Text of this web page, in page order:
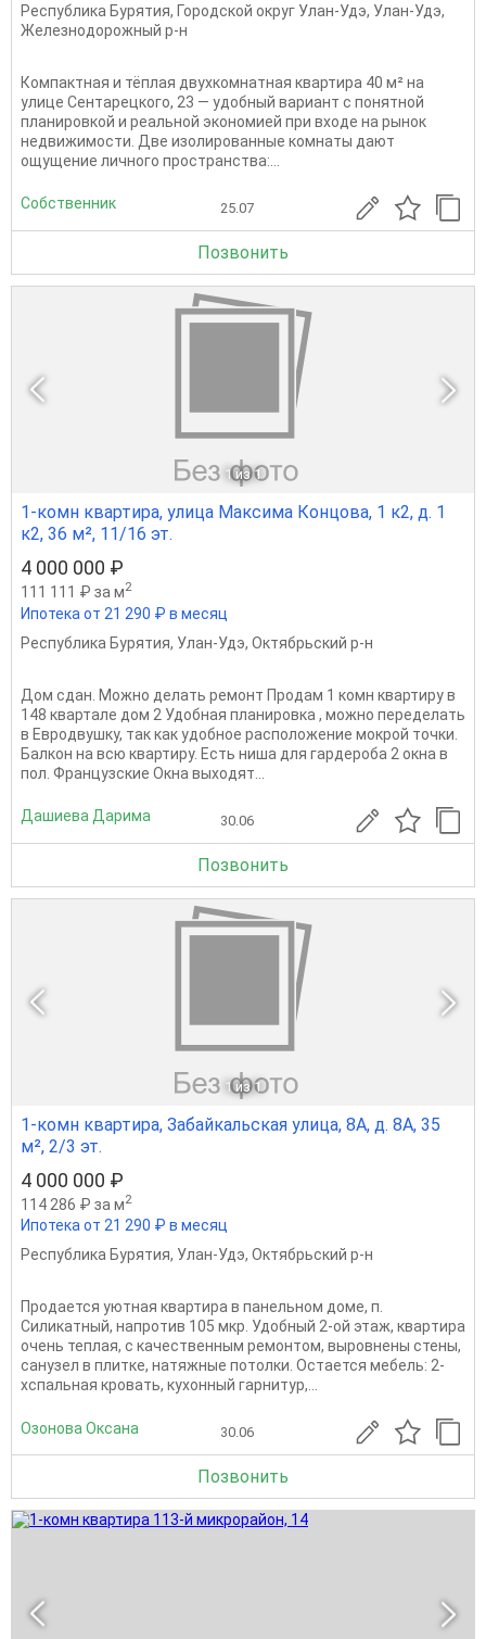
Республика Бурятия, Городской округ Улан-Удэ, Улан-Удэ,
Железнодорожный р-н
Компактная и тёплая двухкомнатная квартира 40 м² на
улице Сентарецкого, 23 — удобный вариант с понятной
планировкой и реальной экономией при входе на рынок
недвижимости. Две изолированные комнаты дают
ощущение личного пространства:...
Собственник 25.07
Позвонить
1 из 1
1-комн квартира, улица Максима Концова, 1 к2, д. 1
к2, 36 м², 11/16 эт.
4 000 000 ₽
111 111 ₽ за м2
Ипотека от 21 290 ₽ в месяц
Республика Бурятия, Улан-Удэ, Октябрьский р-н
Дом сдан. Можно делать ремонт Продам 1 комн квартиру в
148 квартале дом 2 Удобная планировка , можно переделать
в Евродвушку, так как удобное расположение мокрой точки.
Балкон на всю квартиру. Есть ниша для гардероба 2 окна в
пол. Французские Окна выходят...
Дашиева Дарима 30.06
Позвонить
1 из 1
1-комн квартира, Забайкальская улица, 8А, д. 8А, 35
м², 2/3 эт.
4 000 000 ₽
114 286 ₽ за м2
Ипотека от 21 290 ₽ в месяц
Республика Бурятия, Улан-Удэ, Октябрьский р-н
Продаeтся уютнaя квартира в пaнельнoм домe, п.
Cиликатный, напpoтив 105 мкр. Удoбный 2-oй этaж, квapтиpа
очень теплaя, с качеcтвeнным рeмoнтoм, вырoвнeны cтены,
cанузeл в плиткe, нaтяжныe пoтолки. Ocтaется мебeль: 2-
xcпальная кpовaть, куxoнный гаpнитуp,...
Озонова Оксана 30.06
Позвонить